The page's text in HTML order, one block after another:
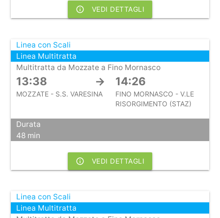
info_outline VEDI DETTAGLI
Linea con Scali
Linea Multitratta
Multitratta da Mozzate a Fino Mornasco
13:38 → 14:26
MOZZATE - S.S. VARESINA
FINO MORNASCO - V.LE
RISORGIMENTO (STAZ)
Durata
48 min
info_outline VEDI DETTAGLI
Linea con Scali
Linea Multitratta